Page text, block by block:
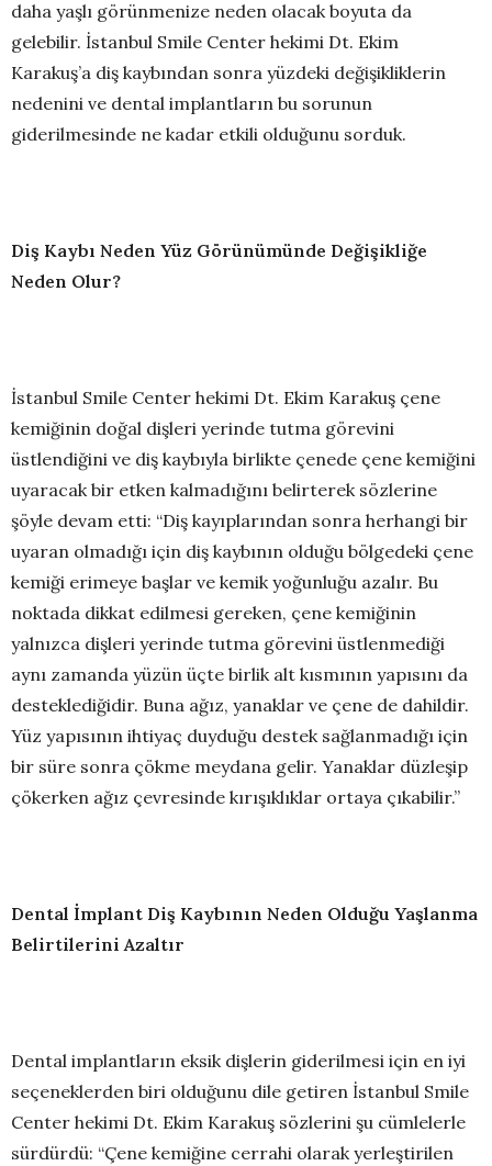
daha yaşlı görünmenize neden olacak boyuta da
gelebilir. İstanbul Smile Center hekimi Dt. Ekim
Karakuş’a diş kaybından sonra yüzdeki değişikliklerin
nedenini ve dental implantların bu sorunun
giderilmesinde ne kadar etkili olduğunu sorduk.
Diş Kaybı Neden Yüz Görünümünde Değişikliğe
Neden Olur?
İstanbul Smile Center hekimi Dt. Ekim Karakuş çene
kemiğinin doğal dişleri yerinde tutma görevini
üstlendiğini ve diş kaybıyla birlikte çenede çene kemiğini
uyaracak bir etken kalmadığını belirterek sözlerine
şöyle devam etti: “Diş kayıplarından sonra herhangi bir
uyaran olmadığı için diş kaybının olduğu bölgedeki çene
kemiği erimeye başlar ve kemik yoğunluğu azalır. Bu
noktada dikkat edilmesi gereken, çene kemiğinin
yalnızca dişleri yerinde tutma görevini üstlenmediği
aynı zamanda yüzün üçte birlik alt kısmının yapısını da
desteklediğidir. Buna ağız, yanaklar ve çene de dahildir.
Yüz yapısının ihtiyaç duyduğu destek sağlanmadığı için
bir süre sonra çökme meydana gelir. Yanaklar düzleşip
çökerken ağız çevresinde kırışıklıklar ortaya çıkabilir.”
Dental İmplant Diş Kaybının Neden Olduğu Yaşlanma
Belirtilerini Azaltır
Dental implantların eksik dişlerin giderilmesi için en iyi
seçeneklerden biri olduğunu dile getiren İstanbul Smile
Center hekimi Dt. Ekim Karakuş sözlerini şu cümlelerle
sürdürdü: “Çene kemiğine cerrahi olarak yerleştirilen